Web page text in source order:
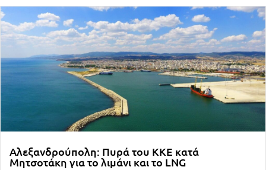
Αλεξανδρούπολη: Πυρά του ΚΚΕ κατά
Μητσοτάκη για το λιμάνι και το LNG